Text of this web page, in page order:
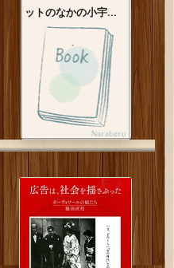
ットのなかの小宇...